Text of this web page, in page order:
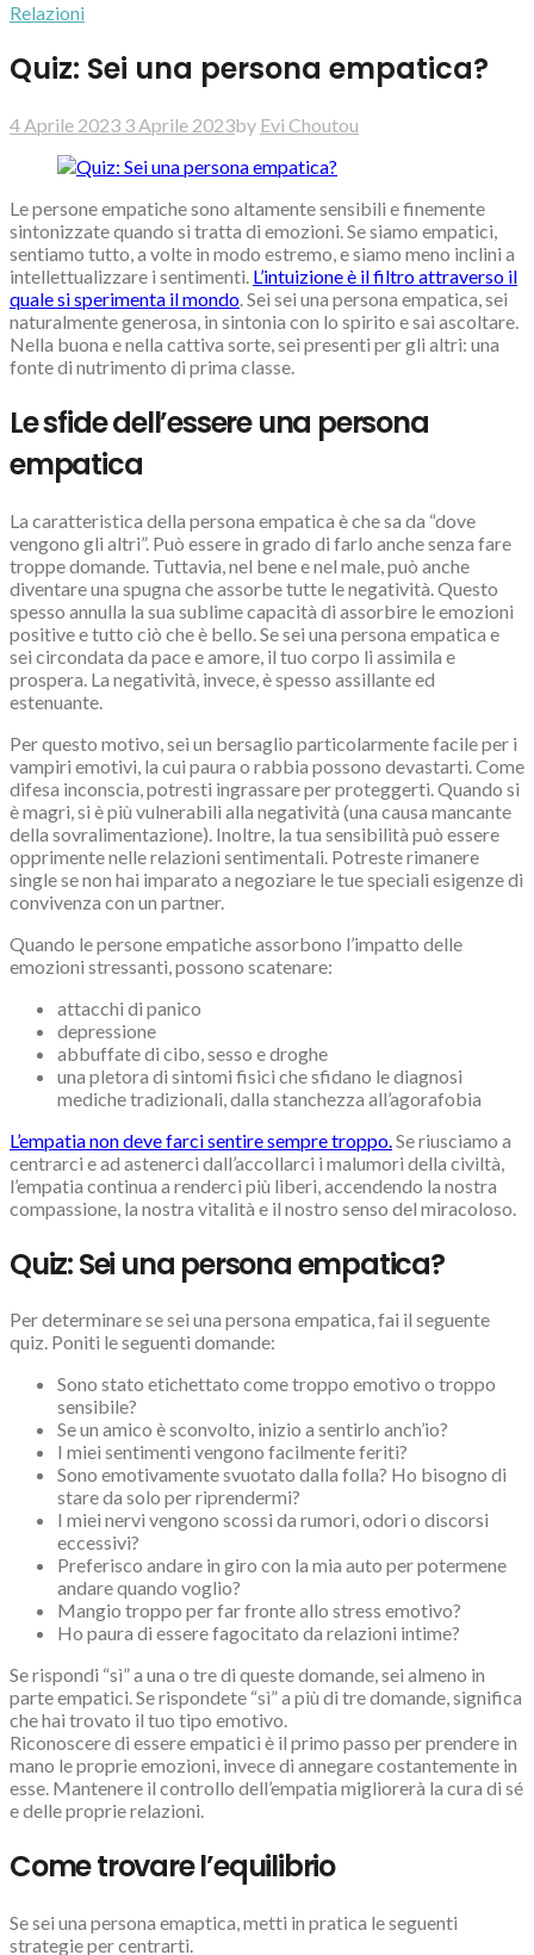
Relazioni
Quiz: Sei una persona empatica?
4 Aprile 2023 3 Aprile 2023by Evi Choutou
Le persone empatiche sono altamente sensibili e finemente
sintonizzate quando si tratta di emozioni. Se siamo empatici,
sentiamo tutto, a volte in modo estremo, e siamo meno inclini a
intellettualizzare i sentimenti. L’intuizione è il filtro attraverso il
quale si sperimenta il mondo. Sei sei una persona empatica, sei
naturalmente generosa, in sintonia con lo spirito e sai ascoltare.
Nella buona e nella cattiva sorte, sei presenti per gli altri: una
fonte di nutrimento di prima classe.
Le sfide dell’essere una persona
empatica
La caratteristica della persona empatica è che sa da “dove
vengono gli altri”. Può essere in grado di farlo anche senza fare
troppe domande. Tuttavia, nel bene e nel male, può anche
diventare una spugna che assorbe tutte le negatività. Questo
spesso annulla la sua sublime capacità di assorbire le emozioni
positive e tutto ciò che è bello. Se sei una persona empatica e
sei circondata da pace e amore, il tuo corpo li assimila e
prospera. La negatività, invece, è spesso assillante ed
estenuante.
Per questo motivo, sei un bersaglio particolarmente facile per i
vampiri emotivi, la cui paura o rabbia possono devastarti. Come
difesa inconscia, potresti ingrassare per proteggerti. Quando si
è magri, si è più vulnerabili alla negatività (una causa mancante
della sovralimentazione). Inoltre, la tua sensibilità può essere
opprimente nelle relazioni sentimentali. Potreste rimanere
single se non hai imparato a negoziare le tue speciali esigenze di
convivenza con un partner.
Quando le persone empatiche assorbono l’impatto delle
emozioni stressanti, possono scatenare:
attacchi di panico
depressione
abbuffate di cibo, sesso e droghe
una pletora di sintomi fisici che sfidano le diagnosi
mediche tradizionali, dalla stanchezza all’agorafobia
L’empatia non deve farci sentire sempre troppo. Se riusciamo a
centrarci e ad astenerci dall’accollarci i malumori della civiltà,
l’empatia continua a renderci più liberi, accendendo la nostra
compassione, la nostra vitalità e il nostro senso del miracoloso.
Quiz: Sei una persona empatica?
Per determinare se sei una persona empatica, fai il seguente
quiz. Poniti le seguenti domande:
Sono stato etichettato come troppo emotivo o troppo
sensibile?
Se un amico è sconvolto, inizio a sentirlo anch’io?
I miei sentimenti vengono facilmente feriti?
Sono emotivamente svuotato dalla folla? Ho bisogno di
stare da solo per riprendermi?
I miei nervi vengono scossi da rumori, odori o discorsi
eccessivi?
Preferisco andare in giro con la mia auto per potermene
andare quando voglio?
Mangio troppo per far fronte allo stress emotivo?
Ho paura di essere fagocitato da relazioni intime?
Se rispondi “sì” a una o tre di queste domande, sei almeno in
parte empatici. Se rispondete “sì” a più di tre domande, significa
che hai trovato il tuo tipo emotivo.
Riconoscere di essere empatici è il primo passo per prendere in
mano le proprie emozioni, invece di annegare costantemente in
esse. Mantenere il controllo dell’empatia migliorerà la cura di sé
e delle proprie relazioni.
Come trovare l’equilibrio
Se sei una persona emaptica, metti in pratica le seguenti
strategie per centrarti.